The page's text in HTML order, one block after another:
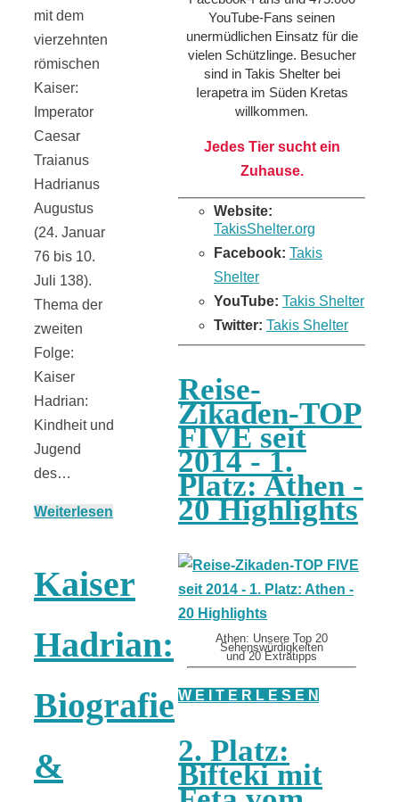
mit dem
vierzehnten
römischen
Kaiser:
Imperator
Caesar
Traianus
Hadrianus
Augustus
(24. Januar
76 bis 10.
Juli 138).
Thema der
zweiten
Folge:
Kaiser
Hadrian:
Kindheit und
Jugend
des…
Weiterlesen
Kaiser
Hadrian:
Biografie
&
YouTube-Fans seinen
unermüdlichen Einsatz für die
vielen Schützlinge. Besucher
sind in Takis Shelter bei
Ierapetra im Süden Kretas
willkommen.
Jedes Tier sucht ein
Zuhause.
Website:
TakisShelter.org
Facebook: Takis
Shelter
YouTube: Takis Shelter
Twitter: Takis Shelter
Reise-
Zikaden-TOP
FIVE seit
2014 - 1.
Platz: Athen -
20 Highlights
Athen: Unsere Top 20
Sehenswürdigkeiten
und 20 Extratipps
W E I T E R L E S E N
2. Platz:
Bifteki mit